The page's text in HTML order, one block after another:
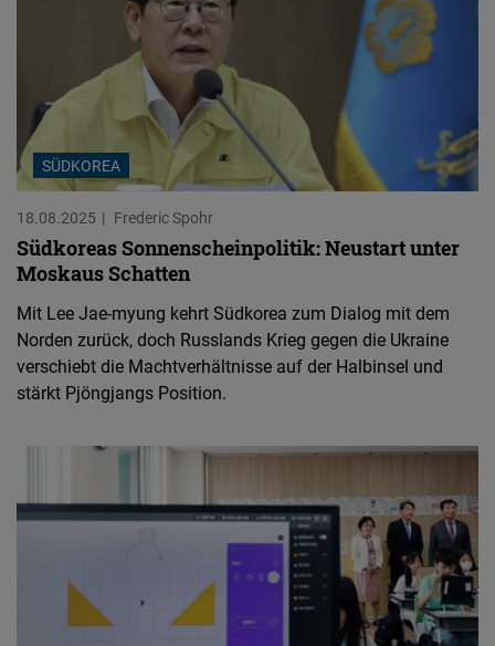
SÜDKOREA
18.08.2025 Frederic Spohr
Südkoreas Sonnenscheinpolitik: Neustart unter
Moskaus Schatten
Mit Lee Jae-myung kehrt Südkorea zum Dialog mit dem
Norden zurück, doch Russlands Krieg gegen die Ukraine
verschiebt die Machtverhältnisse auf der Halbinsel und
stärkt Pjöngjangs Position.